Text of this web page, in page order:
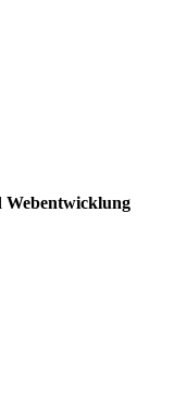
Webentwicklung